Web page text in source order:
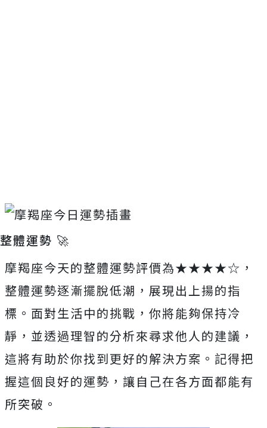
整體運勢 🚀
摩羯座今天的整體運勢評價為★★★★☆，
整體運勢逐漸擺脫低潮，展現出上揚的指
標。面對生活中的挑戰，你將能夠保持冷
靜，並透過理智的分析來尋求他人的建議，
這將有助於你找到更好的解決方案。記得把
握這個良好的運勢，讓自己在各方面都能有
所突破。